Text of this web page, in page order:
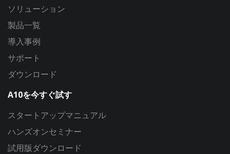
ソリューション
製品一覧
導入事例
サポート
ダウンロード
A10を今すぐ試す
スタートアップマニュアル
ハンズオンセミナー
試用版ダウンロード